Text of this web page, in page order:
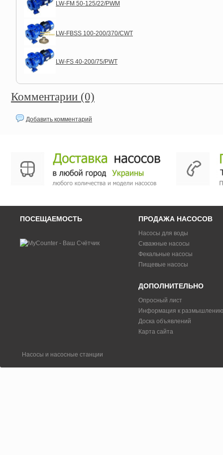
LW-FM 50-125/22/PWM
LW-FBSS 100-200/370/CWT
LW-FS 40-200/75/PWT
Комментарии (0)
Добавить комментарий
ПОСЕЩАЕМОСТЬ ПРОДАЖА НАСОСОВ
Насосы для воды
Скважные насосы
Фекальные насосы
Пищевые насосы
ДОПОЛНИТЕЛЬНО
Опросный лист
Информация к размышлению
Доска объявлений
Карта сайта
Насосы и насосные станции